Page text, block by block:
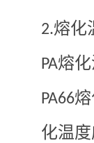
2.熔化
PA熔化
PA66熔
化温